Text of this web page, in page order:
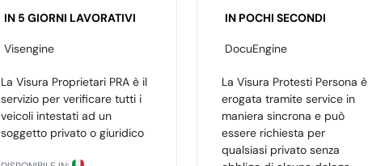
IN 5 GIORNI LAVORATIVI
Visengine
La Visura Proprietari PRA è il
servizio per verificare tutti i
veicoli intestati ad un
soggetto privato o giuridico
IN POCHI SECONDI
DocuEngine
La Visura Protesti Persona è
erogata tramite service in
maniera sincrona e può
essere richiesta per
qualsiasi privato senza